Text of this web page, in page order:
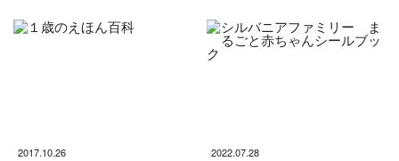
2017.10.26 2022.07.28